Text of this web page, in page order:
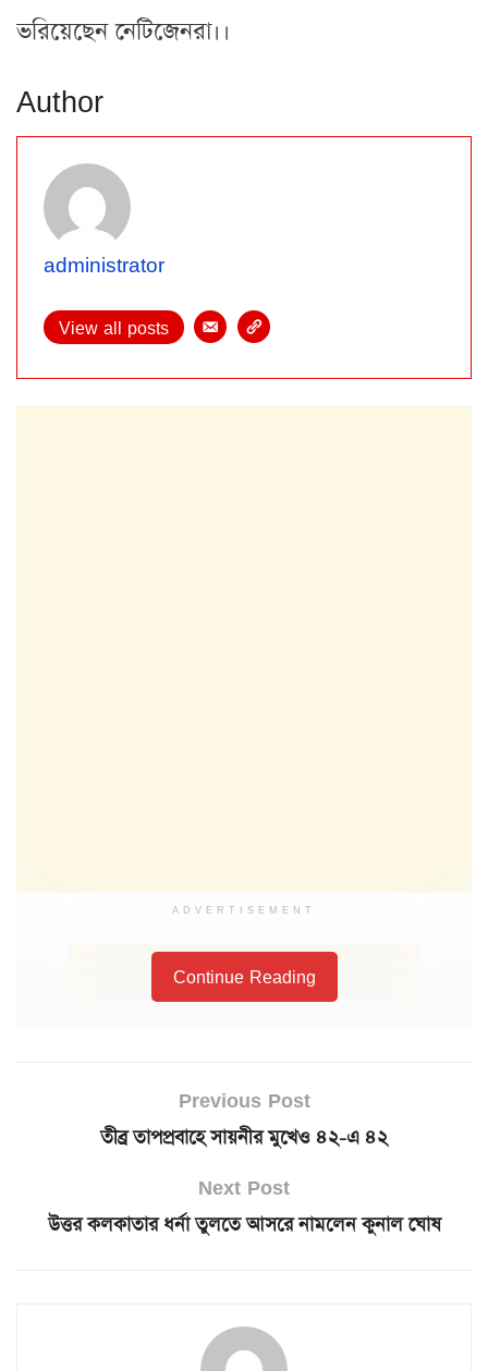
ভরিয়েছেন নেটিজেনরা।।
Author
administrator
View all posts
ADVERTISEMENT
Continue Reading
Previous Post
তীব্র তাপপ্রবাহে সায়নীর মুখেও ৪২-এ ৪২
Next Post
উত্তর কলকাতার ধর্না তুলতে আসরে নামলেন কুনাল ঘোষ